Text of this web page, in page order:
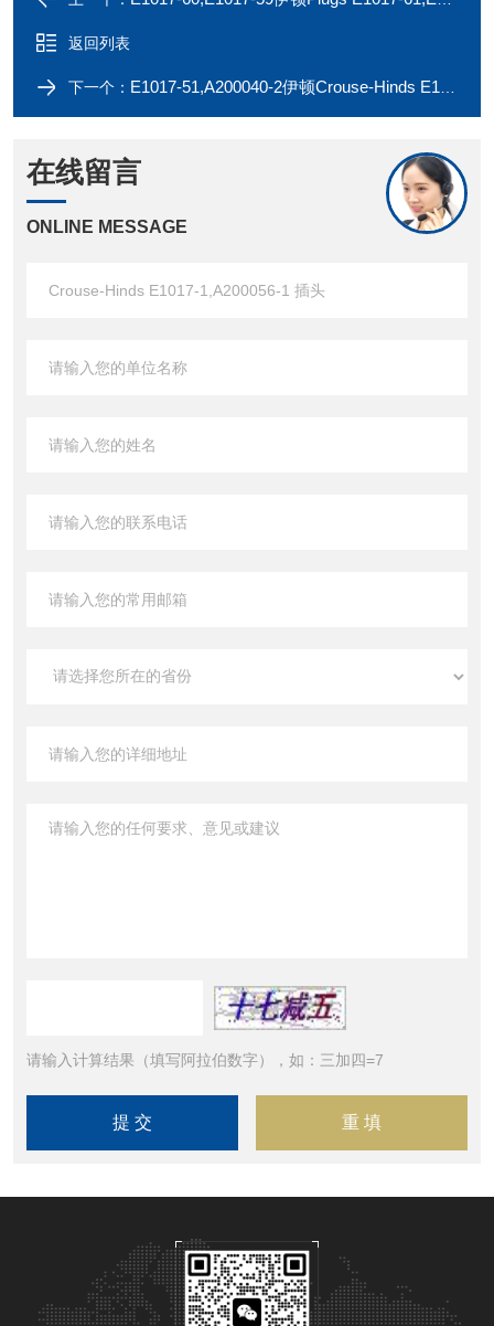
返回列表
下一个： E1017-51,A200040-2伊顿Crouse-Hinds E1017-2,A200056-2 插头445A
在线留言
ONLINE MESSAGE
请输入计算结果（填写阿拉伯数字），如：三加四=7